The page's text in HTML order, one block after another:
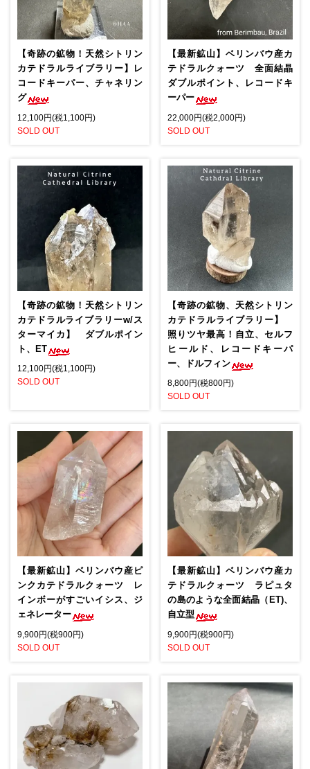
【奇跡の鉱物！天然シトリン
カテドラルライブラリー】レ
コードキーパー、チャネリン
グ
12,100円(税1,100円)
SOLD OUT
【最新鉱山】ベリンバウ産カ
テドラルクォーツ 全面結晶
ダブルポイント、レコードキ
ーパー
22,000円(税2,000円)
SOLD OUT
【奇跡の鉱物！天然シトリン
カテドラルライブラリーw/ス
ターマイカ】 ダブルポイン
ト、ET
12,100円(税1,100円)
SOLD OUT
【奇跡の鉱物、天然シトリン
カテドラルライブラリー】
照りツヤ最高！自立、セルフ
ヒールド、レコードキーパ
ー、ドルフィン
8,800円(税800円)
SOLD OUT
【最新鉱山】ベリンバウ産ピ
ンクカテドラルクォーツ レ
インボーがすごいイシス、ジ
ェネレーター
9,900円(税900円)
SOLD OUT
【最新鉱山】ベリンバウ産カ
テドラルクォーツ ラピュタ
の島のような全面結晶（ET)、
自立型
9,900円(税900円)
SOLD OUT